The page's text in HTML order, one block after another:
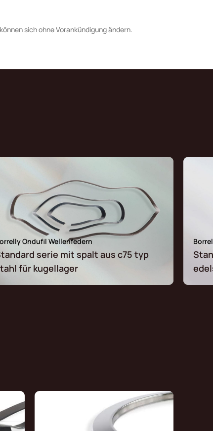
sich ohne Vorankündigung ändern.
Ondufil Wellenfedern
serie mit spalt aus c75 typ
für kugellager